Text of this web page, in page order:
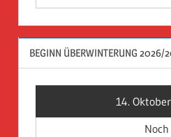
BEGINN ÜBERWINTERUNG 2026/
14.
Noch